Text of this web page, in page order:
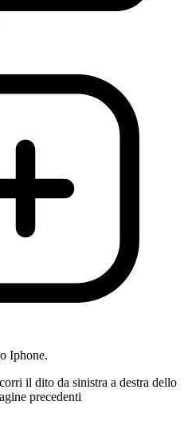
Iphone.
il dito da sinistra a destra dello
precedenti